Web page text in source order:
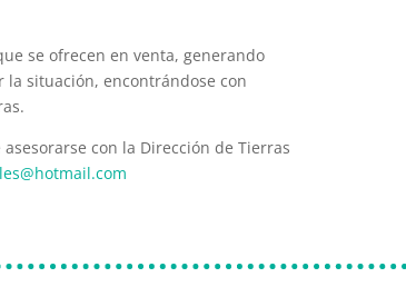
se ofrecen en venta, generando
situación, encontrándose con
con la Dirección de Tierras